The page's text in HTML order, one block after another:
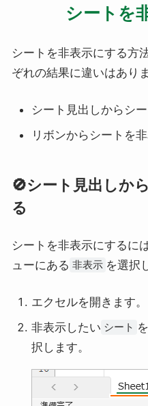
シートを
シートを非表示にする方
ぞれの結果に違いはあり
シート見出しからシ
リボンからシートを
🚫シート見出しか
る
シートを非表示にするに
ューにある 非表示 を選択
エクセルを開きます。
非表示したい シート
択します。